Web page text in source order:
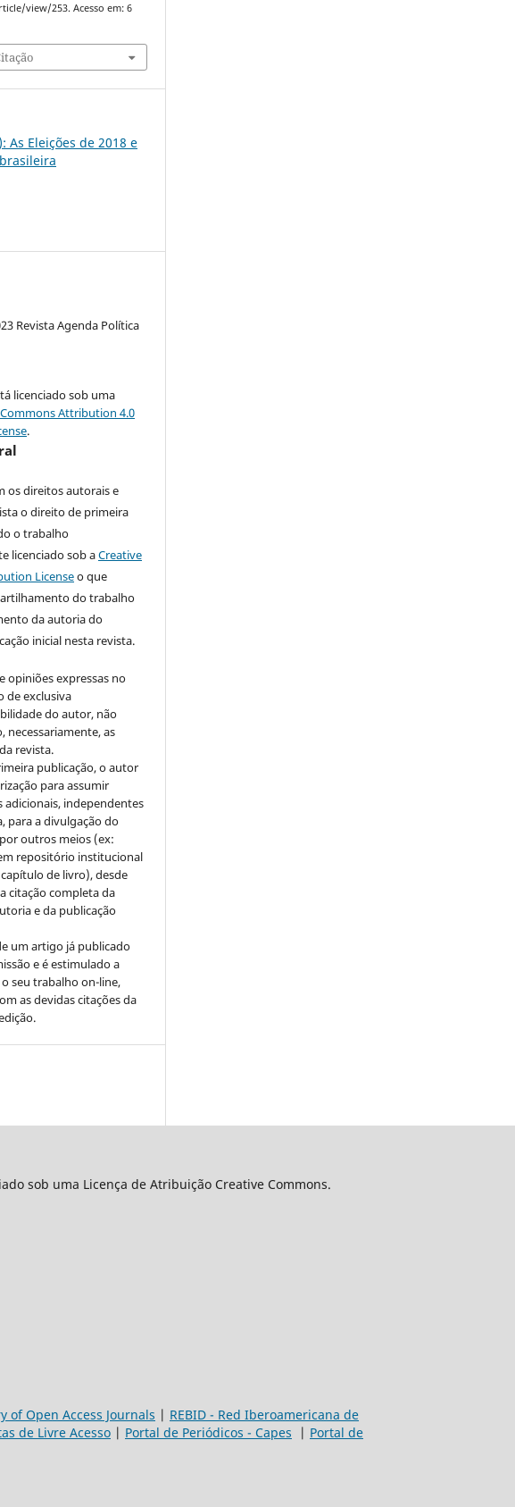
view/253. Acesso em: 6
As Eleições de 2018 e
Revista Agenda Política
licenciado sob uma
Attribution 4.0
.
os direitos autorais e
o direito de primeira
o trabalho
licenciado sob aCreative
Licenseo que
do trabalho
da autoria do
inicial nesta revista.
opiniões expressas no
de exclusiva
do autor, não
necessariamente, as
revista.
publicação, o autor
para assumir
adicionais, independentes
para a divulgação do
outros meios (ex:
repositório institucional
de livro), desde
citação completa da
e da publicação
um artigo já publicado
e é estimulado a
seu trabalho on-line,
as devidas citações da
sob uma Licença de Atribuição Creative Commons.
of Open Access Journals | REBID - Red Iberoamericana de
de Livre Acesso | Portal de Periódicos - Capes | Portal de